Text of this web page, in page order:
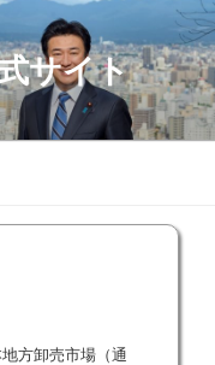
サイト
方卸売市場（通